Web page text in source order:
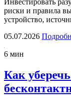
риски и правила
устройство,
05.07.2026
6 мин
Как